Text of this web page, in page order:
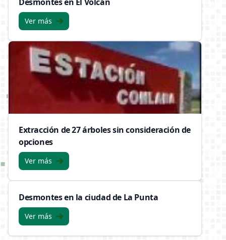
Ver más
Extracción de 27 árboles sin consideración de
opciones
Ver más
Desmontes en la ciudad de La Punta
Ver más